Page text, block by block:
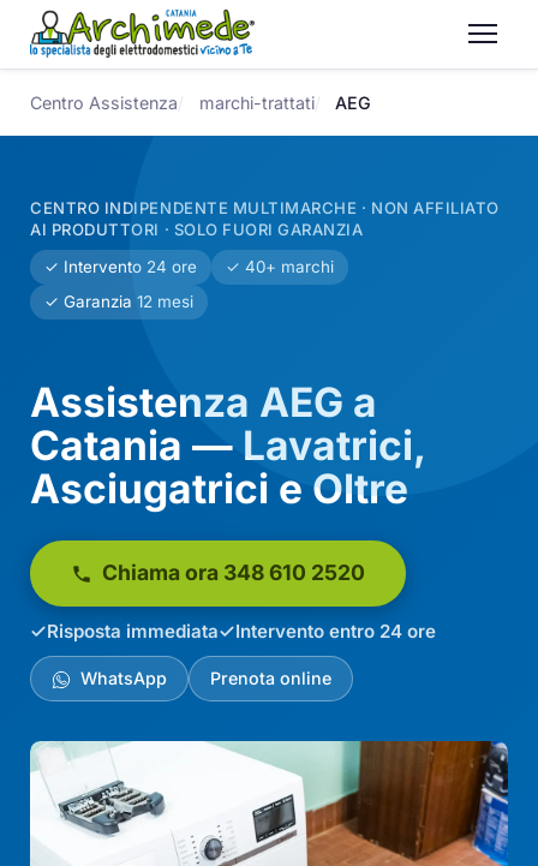
Centro Assistenza marchi-trattati AEG
CENTRO INDIPENDENTE MULTIMARCHE · NON AFFILIATO
AI PRODUTTORI · SOLO FUORI GARANZIA
✓ Intervento 24 ore
✓ 40+ marchi
✓ Garanzia 12 mesi
Assistenza AEG a
Catania — Lavatrici,
Asciugatrici e Oltre
Chiama ora 348 610 2520
Risposta immediata Intervento entro 24 ore
WhatsApp Prenota online